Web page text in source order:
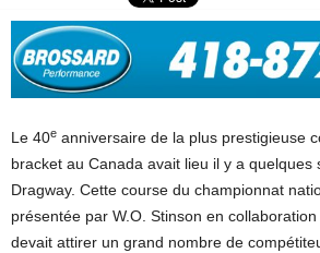
Le 40e anniversaire de la plus prestigieuse
bracket au Canada avait lieu il y a quelques
Dragway. Cette course du championnat
présentée par W.O. Stinson en
devait attirer un grand nombre de